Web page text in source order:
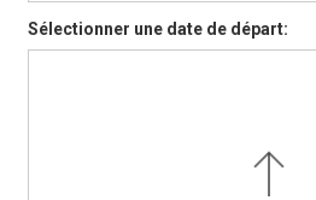
Sélectionner une date de départ: